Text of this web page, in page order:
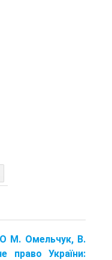
М. Омельчук, В.
право України: